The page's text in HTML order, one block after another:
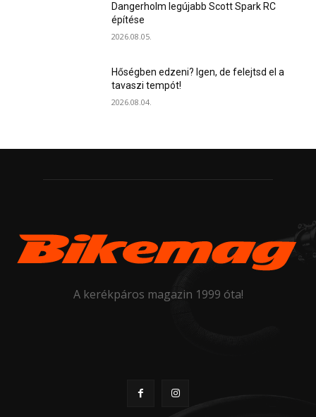
Dangerholm legújabb Scott Spark RC
építése
2026.08.05.
Hőségben edzeni? Igen, de felejtsd el a
tavaszi tempót!
2026.08.04.
A kerékpáros magazin 1999 óta!